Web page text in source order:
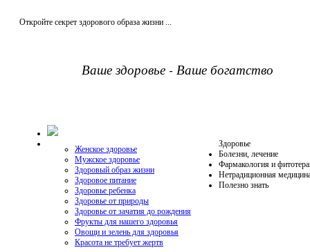
Откройте секрет здорового образа жизни ...
Ваше здоровье - Ваше богатство
Здоровье
Женское здоровье
Мужское здоровье
Здоровый образ жизни
Здоровое питание
Здоровье ребенка
Здоровье от природы
Здоровье от зачатия до рождения
Фрукты для нашего здоровья
Овощи и зелень для здоровья
Красота не требует жертв
Болезни, лечение
Фармакология и
Нетрадиционная
Полезно знать